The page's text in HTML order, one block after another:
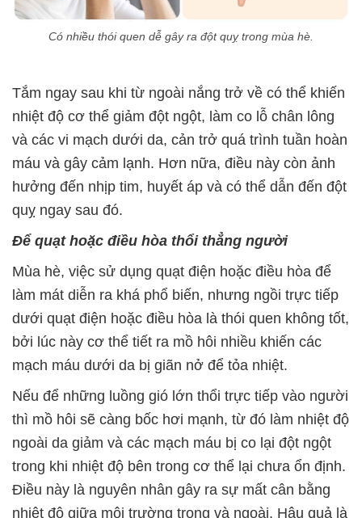
Có nhiều thói quen dễ gây ra đột quỵ trong mùa hè.
Tắm ngay sau khi từ ngoài nắng trở về có thể khiến
nhiệt độ cơ thể giảm đột ngột, làm co lỗ chân lông
và các vi mạch dưới da, cản trở quá trình tuần hoàn
máu và gây cảm lạnh. Hơn nữa, điều này còn ảnh
hưởng đến nhịp tim, huyết áp và có thể dẫn đến đột
quỵ ngay sau đó.
Để quạt hoặc điều hòa thổi thẳng người
Mùa hè, việc sử dụng quạt điện hoặc điều hòa để
làm mát diễn ra khá phổ biến, nhưng ngồi trực tiếp
dưới quạt điện hoặc điều hòa là thói quen không tốt,
bởi lúc này cơ thể tiết ra mồ hôi nhiều khiến các
mạch máu dưới da bị giãn nở để tỏa nhiệt.
Nếu để những luồng gió lớn thổi trực tiếp vào người
thì mồ hôi sẽ càng bốc hơi mạnh, từ đó làm nhiệt độ
ngoài da giảm và các mạch máu bị co lại đột ngột
trong khi nhiệt độ bên trong cơ thể lại chưa ổn định.
Điều này là nguyên nhân gây ra sự mất cân bằng
nhiệt độ giữa môi trường trong và ngoài. Hậu quả là